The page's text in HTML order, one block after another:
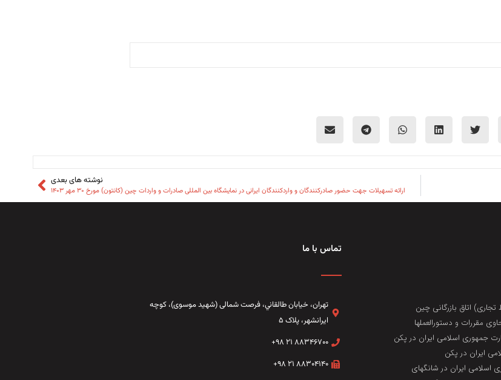
نوشته های بعدی
ارائه تسهیلات جهت حضور صادرکنندگان و واردکنندگان ایرانی در نمایشگاه بین المللی صادرات و واردات چین (کانتون) مورخ ۳۰ مهر ۱۴۰۳
اتاق بازرگانی چین
مقررات و دستورالعملها
جمهوری اسلامی ایران در پکن
ایران در پکن
اسلامی ایران در شانگهای
تماس با ما
تهران، خيابان طالقاني،‌ فرصت شمالی (شهید موسوی)، کوچه
ایرانشهر، پلاک ۵
۸۸۳۴۶۷۰۰ ۲۱ ۹۸+
۸۸۳۰۴۱۴۰ ۲۱ ۹۸+